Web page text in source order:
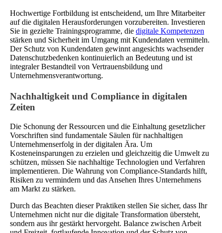
Hochwertige Fortbildung ist entscheidend, um Ihre Mitarbeiter
auf die digitalen Herausforderungen vorzubereiten. Investieren
Sie in gezielte Trainingsprogramme, die digitale Kompetenzen
stärken und Sicherheit im Umgang mit Kundendaten vermitteln.
Der Schutz von Kundendaten gewinnt angesichts wachsender
Datenschutzbedenken kontinuierlich an Bedeutung und ist
integraler Bestandteil von Vertrauensbildung und
Unternehmensverantwortung.
Nachhaltigkeit und Compliance in digitalen
Zeiten
Die Schonung der Ressourcen und die Einhaltung gesetzlicher
Vorschriften sind fundamentale Säulen für nachhaltigen
Unternehmenserfolg in der digitalen Ära. Um
Kosteneinsparungen zu erzielen und gleichzeitig die Umwelt zu
schützen, müssen Sie nachhaltige Technologien und Verfahren
implementieren. Die Wahrung von Compliance-Standards hilft,
Risiken zu vermindern und das Ansehen Ihres Unternehmens
am Markt zu stärken.
Durch das Beachten dieser Praktiken stellen Sie sicher, dass Ihr
Unternehmen nicht nur die digitale Transformation übersteht,
sondern aus ihr gestärkt hervorgeht. Balance zwischen Arbeit